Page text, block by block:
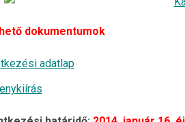
dokumentumok
adatlap